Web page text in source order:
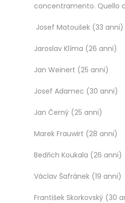
concentramento. Quello
Josef Matoušek (33 anni)
Jaroslav Klíma (26 anni)
Jan Weinert (25 anni)
Josef Adamec (30 anni)
Jan Černý (25 anni)
Marek Frauwirt (28 anni)
Bedřich Koukala (26 anni)
Václav Šafránek (19 anni)
František Skorkovský (30